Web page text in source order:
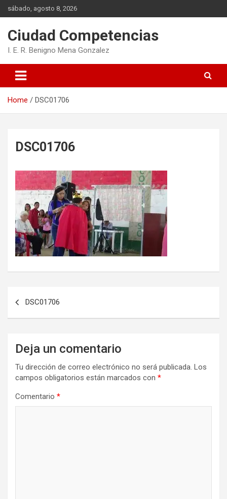
Skip
to
sábado, agosto 8, 2026
Ciudad Competencias
I. E. R. Benigno Mena Gonzalez
Home DSC01706
DSC01706
DSC01706
Deja un comentario
Tu dirección de correo electrónico no será publicada. Los
campos obligatorios están marcados con *
Comentario *